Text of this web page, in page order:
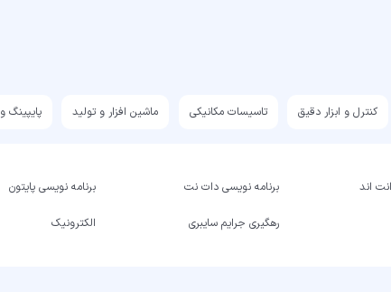
کنترل و ابزار دقیق تاسیسات مکانیکی ماشین افزار و تولید پایپینگ
اند برنامه نویسی دات نت برنامه نویسی پایتون
رهگیری جرایم سایبری الکترونیک